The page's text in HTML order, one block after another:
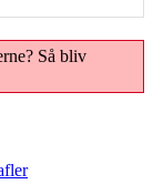
Så bliv